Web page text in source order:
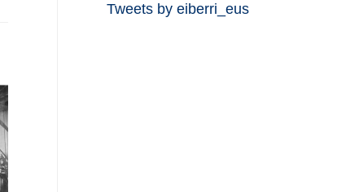
Tweets by eiberri_eus